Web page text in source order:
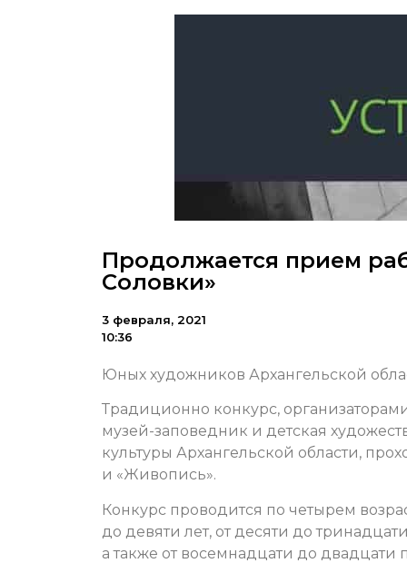
Продолжается прием
Соловки»
3 февраля, 2021
10:36
Юных художников Архангельской
Традиционно конкурс,
музей-заповедник и детская
культуры Архангельской области,
и «Живопись».
Конкурс проводится по четырем
до девяти лет, от десяти до
а также от восемнадцати до двадцати